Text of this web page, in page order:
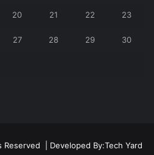
20 21 22 23
27 28 29 30
| Developed By:Tech Yard